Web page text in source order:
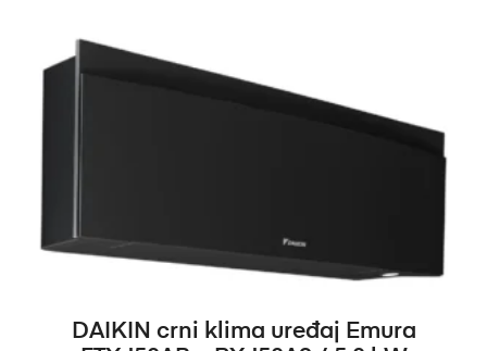
DODAJ U KOŠARICU
DAIKIN crni klima uređaj Emura